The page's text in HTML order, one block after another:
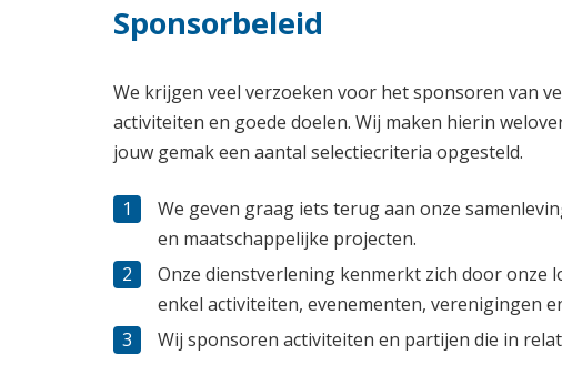
Sponsorbeleid
We krijgen veel verzoeken voor het sponsoren van
activiteiten en goede doelen. Wij maken hierin
jouw gemak een aantal selectiecriteria opgesteld.
We geven graag iets terug aan onze
en maatschappelijke projecten.
Onze dienstverlening kenmerkt zich door onze
enkel activiteiten, evenementen, verenigingen
Wij sponsoren activiteiten en partijen die in